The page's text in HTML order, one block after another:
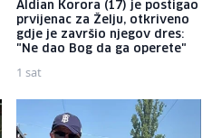
Aldian Korora (17) je postigao
prvijenac za Želju, otkriveno
gdje je završio njegov dres:
"Ne dao Bog da ga operete"
1 sat